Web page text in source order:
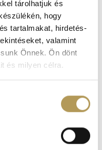
tárolhatjuk és
hogy
tartalmakat, hirdetés-
valamint
Önnek. Ön dönt
és milyen célra.
annak konkrét
aktív ellenőrzésével